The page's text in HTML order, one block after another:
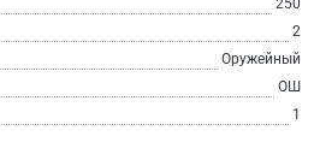
250
2
Оружейный
ОШ
1